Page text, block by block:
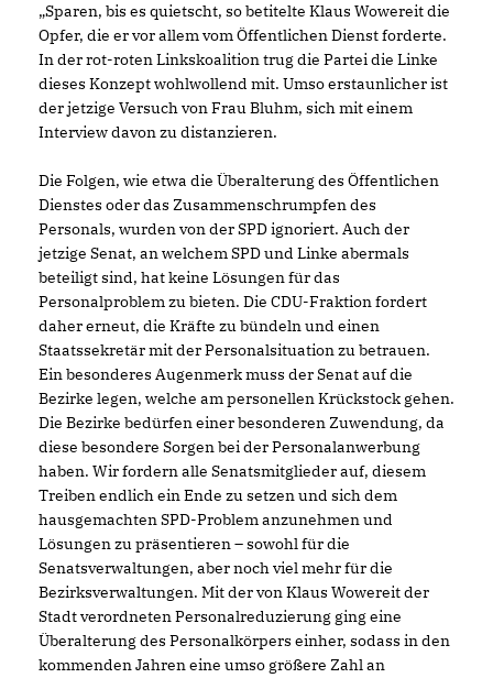
Sparen, bis es quietscht, so betitelte Klaus Wowereit die
Opfer, die er vor allem vom Öffentlichen Dienst forderte.
In der rot-roten Linkskoalition trug die Partei die Linke
dieses Konzept wohlwollend mit. Umso erstaunlicher ist
der jetzige Versuch von Frau Bluhm, sich mit einem
Interview davon zu distanzieren.
Die Folgen, wie etwa die Überalterung des Öffentlichen
Dienstes oder das Zusammenschrumpfen des
Personals, wurden von der SPD ignoriert. Auch der
jetzige Senat, an welchem SPD und Linke abermals
beteiligt sind, hat keine Lösungen für das
Personalproblem zu bieten. Die CDU-Fraktion fordert
daher erneut, die Kräfte zu bündeln und einen
Staatssekretär mit der Personalsituation zu betrauen.
Ein besonderes Augenmerk muss der Senat auf die
Bezirke legen, welche am personellen Krückstock gehen.
Die Bezirke bedürfen einer besonderen Zuwendung, da
diese besondere Sorgen bei der Personalanwerbung
haben. Wir fordern alle Senatsmitglieder auf, diesem
Treiben endlich ein Ende zu setzen und sich dem
hausgemachten SPD-Problem anzunehmen und
Lösungen zu präsentieren – sowohl für die
Senatsverwaltungen, aber noch viel mehr für die
Bezirksverwaltungen. Mit der von Klaus Wowereit der
Stadt verordneten Personalreduzierung ging eine
Überalterung des Personalkörpers einher, sodass in den
kommenden Jahren eine umso größere Zahl an